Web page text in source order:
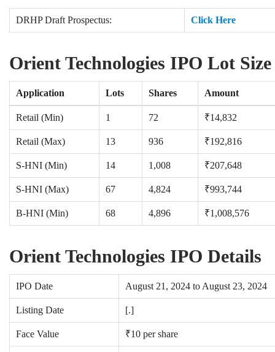
DRHP Draft Prospectus: Click Here
Orient Technologies IPO Lot Size
Application Lots Shares Amount
Retail (Min) 1 72 ₹14,832
Retail (Max) 13 936 ₹192,816
S-HNI (Min) 14 1,008 ₹207,648
S-HNI (Max) 67 4,824 ₹993,744
B-HNI (Min) 68 4,896 ₹1,008,576
Orient Technologies IPO Details
IPO Date August 21, 2024 to August 23, 2024
Listing Date [.]
Face Value ₹10 per share